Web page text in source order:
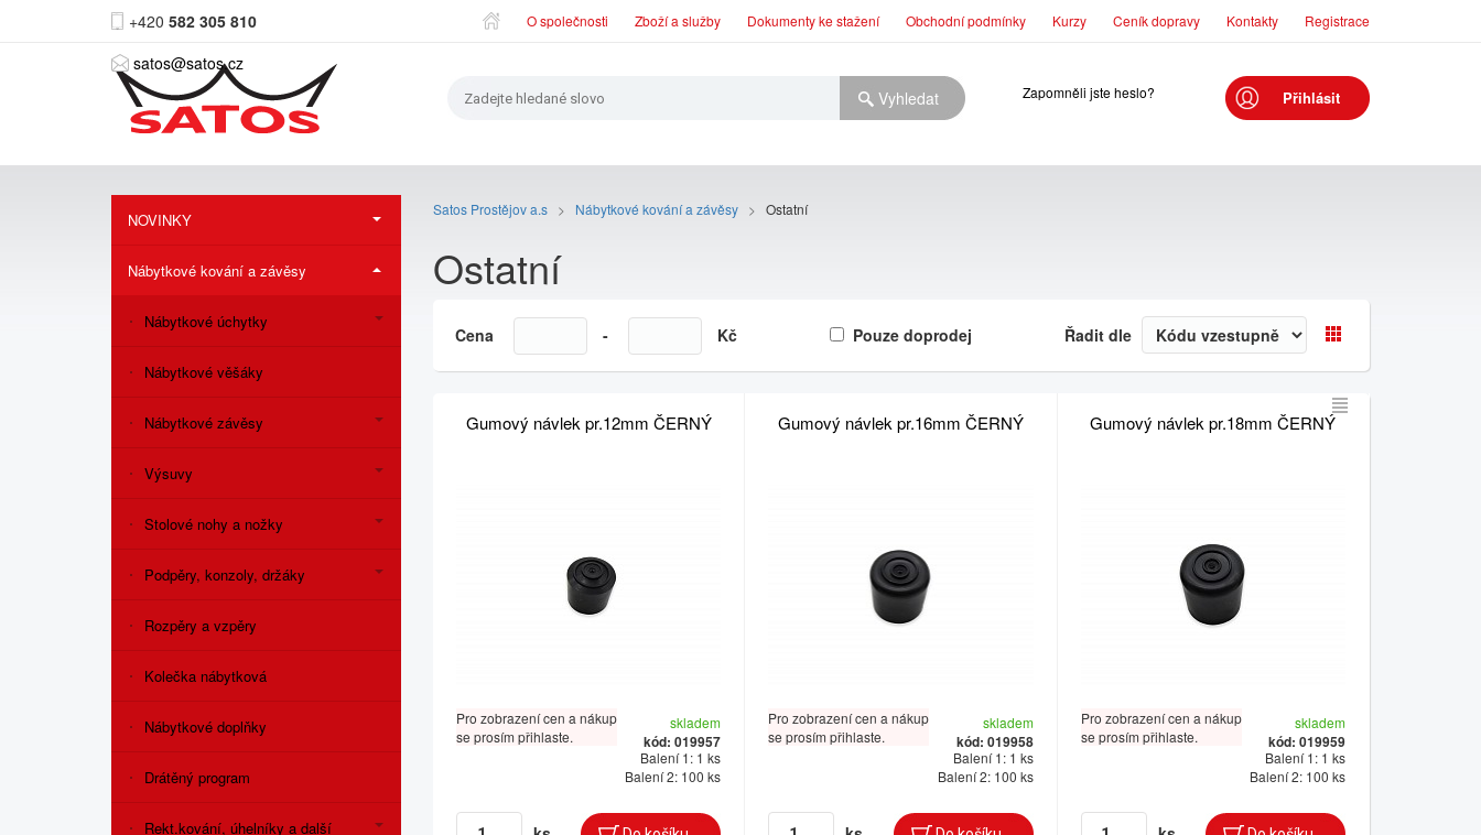
Přihlásit
+420 582 305 810
satos@satos.cz
O společnosti Zboží a služby Dokumenty ke stažení Obchodní podmínky Kurzy Ceník dopravy Kontakty Registrace
Zapomněli jste heslo?
NOVINKY
Nábytkové kování a závěsy
Nábytkové úchytky
Nábytkové věšáky
Nábytkové závěsy
Výsuvy
Stolové nohy a nožky
Podpěry, konzoly, držáky
Rozpěry a vzpěry
Kolečka nábytková
Nábytkové doplňky
Drátěný program
Rekt.kování, úhelníky a další
Satos Prostějov a.s > Nábytkové kování a závěsy > Ostatní
Ostatní
Cena - Kč Pouze doprodej Řadit dle
Gumový návlek pr.12mm ČERNÝ
Pro zobrazení cen a nákup
se prosím přihlaste.
skladem
kód: 019957
Balení 1: 1 ks
Balení 2: 100 ks
Gumový návlek pr.16mm ČERNÝ
Pro zobrazení cen a nákup
se prosím přihlaste.
skladem
kód: 019958
Balení 1: 1 ks
Balení 2: 100 ks
Gumový návlek pr.18mm ČERNÝ
Pro zobrazení cen a nákup
se prosím přihlaste.
skladem
kód: 019959
Balení 1: 1 ks
Balení 2: 100 ks